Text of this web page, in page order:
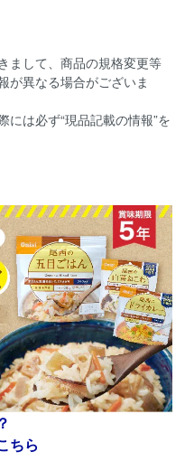
まして、商品の規格変更等
が異なる場合がございま
は必ず“現品記載の情報”を
ちら